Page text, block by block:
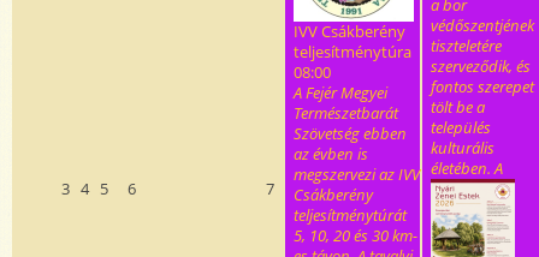
3 4 5 6 7
IVV Csákberény
teljesítménytúra
08:00
A Fejér Megyei
Természetbarát
Szövetség ebben
az évben is
megszervezi az IVV
Csákberény
teljesítménytúrát
5, 10, 20 és 30 km-
a bor
védőszentjének
tiszteletére
szerveződik, és
fontos szerepet
tölt be a
település
kulturális
életében. A